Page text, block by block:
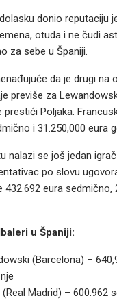
donio reputaciju
otuda i ne čudi
za sebe u Španiji.
da je drugi na
previše za
prestići Poljaka.
i 31.250,000 eura
nalazi se još jedan igrač
po slovu
432.692 eura sedmično,
u Španiji:
(Barcelona) –
Madrid) – 600.962